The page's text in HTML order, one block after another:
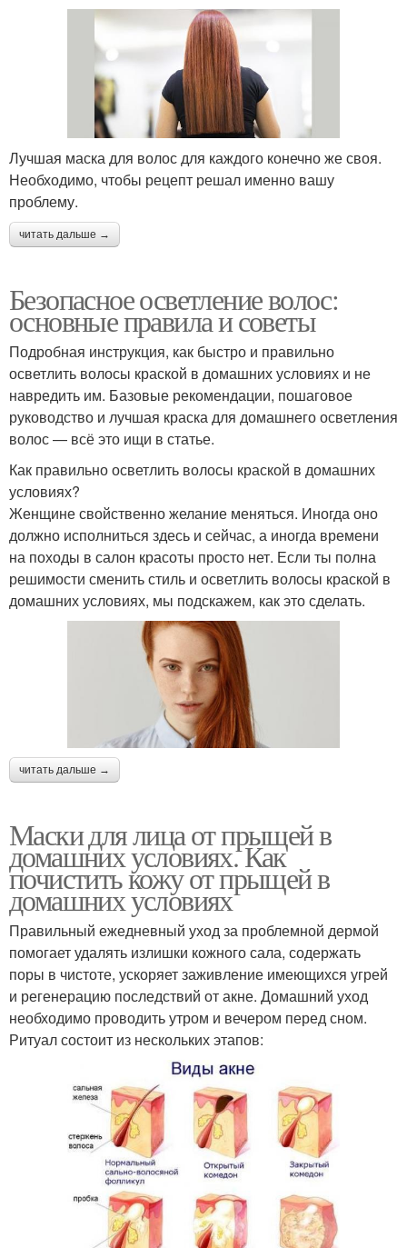
Лучшая маска для волос для каждого конечно же своя.
Необходимо, чтобы рецепт решал именно вашу
проблему.
читать дальше →
Безопасное осветление волос:
основные правила и советы
Подробная инструкция, как быстро и правильно
осветлить волосы краской в домашних условиях и не
навредить им. Базовые рекомендации, пошаговое
руководство и лучшая краска для домашнего осветления
волос — всё это ищи в статье.
Как правильно осветлить волосы краской в домашних
условиях?
Женщине свойственно желание меняться. Иногда оно
должно исполниться здесь и сейчас, а иногда времени
на походы в салон красоты просто нет. Если ты полна
решимости сменить стиль и осветлить волосы краской в
домашних условиях, мы подскажем, как это сделать.
читать дальше →
Маски для лица от прыщей в
домашних условиях. Как
почистить кожу от прыщей в
домашних условиях
Правильный ежедневный уход за проблемной дермой
помогает удалять излишки кожного сала, содержать
поры в чистоте, ускоряет заживление имеющихся угрей
и регенерацию последствий от акне. Домашний уход
необходимо проводить утром и вечером перед сном.
Ритуал состоит из нескольких этапов: